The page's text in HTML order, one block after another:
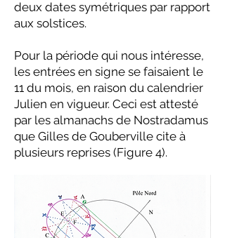
deux dates symétriques par rapport
aux solstices.
Pour la période qui nous intéresse,
les entrées en signe se faisaient le
11 du mois, en raison du calendrier
Julien en vigueur. Ceci est attesté
par les almanachs de Nostradamus
que Gilles de Gouberville cite à
plusieurs reprises (Figure 4).